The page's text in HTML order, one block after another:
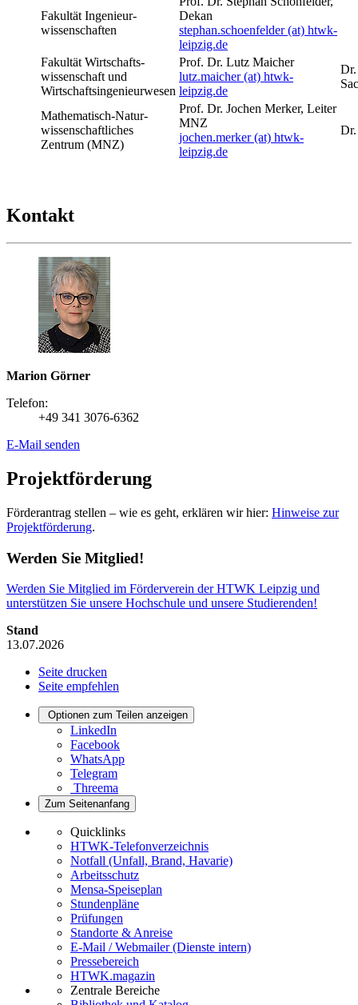
Fakultät Ingenieur-
wissenschaften
Dekan
stephan.schoenfelder (at) htwk-
leipzig.de
Fakultät Wirtschafts-
wissenschaft und
Wirtschaftsingenieurwesen
Prof. Dr. Lutz Maicher
lutz.maicher (at) htwk-
leipzig.de
Dr.
Mathematisch-Natur-
wissenschaftliches
Zentrum (MNZ)
Prof. Dr. Jochen Merker, Leiter
MNZ
jochen.merker (at) htwk-
leipzig.de
Kontakt
Marion Görner
Telefon:
+49 341 3076-6362
E-Mail senden
Projektförderung
Förderantrag stellen – wie es geht, erklären wir hier: Hinweise zur
Projektförderung.
Werden Sie Mitglied!
Werden Sie Mitglied im Förderverein der HTWK Leipzig und
unterstützen Sie unsere Hochschule und unsere Studierenden!
Stand
13.07.2026
Seite drucken
Seite empfehlen
Optionen zum Teilen anzeigen
LinkedIn
Facebook
WhatsApp
Telegram
Threema
Zum Seitenanfang
Quicklinks
HTWK-Telefonverzeichnis
Notfall (Unfall, Brand, Havarie)
Arbeitsschutz
Mensa-Speiseplan
Stundenpläne
Prüfungen
Standorte & Anreise
E-Mail / Webmailer (Dienste intern)
Pressebereich
HTWK.magazin
Zentrale Bereiche